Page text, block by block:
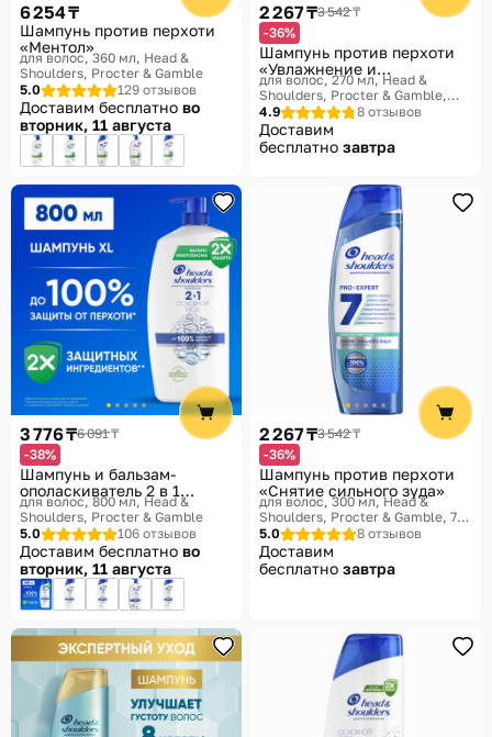
6 254 ₸
Шампунь против перхоти
«Ментол»
для волос, 360 мл Head &
Shoulders, Procter & Gamble
5.0
129 отзывов
Доставим бесплатно во
вторник, 11 августа
2 267 ₸3 542 ₸
-36%
Шампунь против перхоти
«Увлажнение и
укрепление»
для волос, 270 мл Head &
Shoulders, Procter & Gamble,
Derma X Pro
4.9 8 отзывов
Доставим
бесплатно завтра
3 776 ₸6 091 ₸
-38%
Шампунь и бальзам-
ополаскиватель 2 в 1
против перхоти «Основной
уход»
для волос, 800 мл Head &
Shoulders, Procter & Gamble
5.0
106 отзывов
Доставим бесплатно во
вторник, 11 августа
2 267 ₸3 542 ₸
-36%
Шампунь против перхоти
«Снятие сильного зуда»
для волос, 300 мл Head &
Shoulders, Procter & Gamble, 7-
в-1 Intensive
5.0 8 отзывов
Доставим
бесплатно завтра